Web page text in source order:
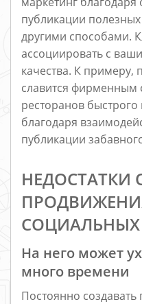
публикации
другими способами.
ассоциировать с
качества. К примеру,
славится фирменным
ресторанов быстрого
благодаря
публикации
НЕДОСТАТКИ
СОЦИАЛЬНЫХ
На него может
много времени
Постоянно создавать